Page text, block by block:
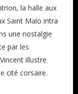
la halle aux
Saint Malo intra
une nostalgie
par les
illustre
cité corsaire.